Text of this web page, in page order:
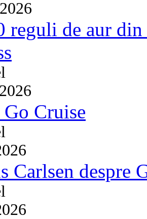
reguli de aur
Cruise
Carlsen despre